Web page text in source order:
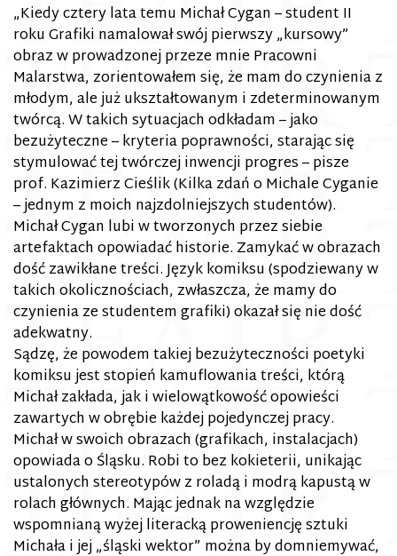
„Kiedy cztery lata temu Michał Cygan – student II
roku Grafiki namalował swój pierwszy „kursowy”
obraz w prowadzonej przeze mnie Pracowni
Malarstwa, zorientowałem się, że mam do czynienia z
młodym, ale już ukształtowanym i zdeterminowanym
twórcą. W takich sytuacjach odkładam – jako
bezużyteczne – kryteria poprawności, starając się
stymulować tej twórczej inwencji progres – pisze
prof. Kazimierz Cieślik (Kilka zdań o Michale Cyganie
– jednym z moich najzdolniejszych studentów).
Michał Cygan lubi w tworzonych przez siebie
artefaktach opowiadać historie. Zamykać w obrazach
dość zawikłane treści. Język komiksu (spodziewany w
takich okolicznościach, zwłaszcza, że mamy do
czynienia ze studentem grafiki) okazał się nie dość
adekwatny.
Sądzę, że powodem takiej bezużyteczności poetyki
komiksu jest stopień kamuflowania treści, którą
Michał zakłada, jak i wielowątkowość opowieści
zawartych w obrębie każdej pojedynczej pracy.
Michał w swoich obrazach (grafikach, instalacjach)
opowiada o Śląsku. Robi to bez kokieterii, unikając
ustalonych stereotypów z roladą i modrą kapustą w
rolach głównych. Mając jednak na względzie
wspomnianą wyżej literacką proweniencję sztuki
Michała i jej „śląski wektor” można by domniemywać,